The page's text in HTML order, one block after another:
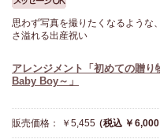
思わず写真を撮りたくなるような
さ溢れる出産祝い
アレンジメント「初めての贈り
Baby Boy～」
販売価格： ￥5,455（税込 ￥6,000